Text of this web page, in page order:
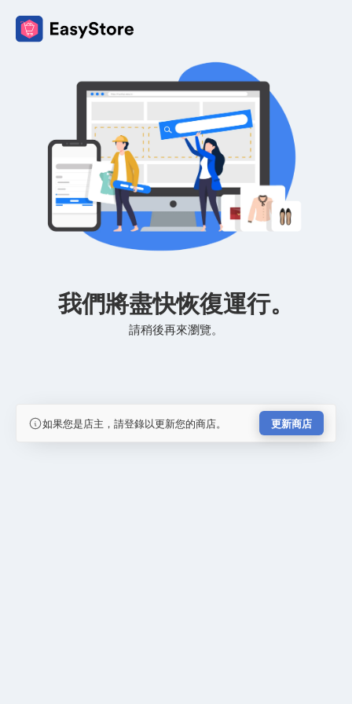
我們將盡快恢復運行。
請稍後再來瀏覽。
如果您是店主，請登錄以更新您的商店。 更新商店